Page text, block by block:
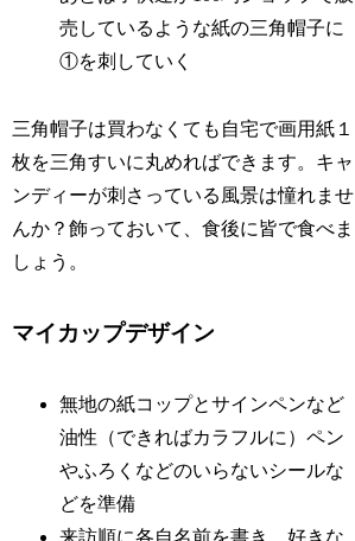
売しているような紙の三角帽子に
①を刺していく
三角帽子は買わなくても自宅で画用紙１
枚を三角すいに丸めればできます。キャ
ンディーが刺さっている風景は憧れませ
んか？飾っておいて、食後に皆で食べま
しょう。
マイカップデザイン
無地の紙コップとサインペンなど
油性（できればカラフルに）ペン
やふろくなどのいらないシールな
どを準備
来訪順に各自名前を書き、好きな